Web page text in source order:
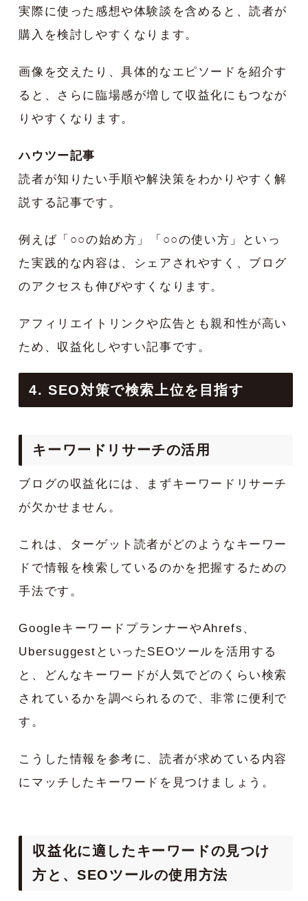
実際に使った感想や体験談を含めると、読者が
購入を検討しやすくなります。
画像を交えたり、具体的なエピソードを紹介す
ると、さらに臨場感が増して収益化にもつなが
りやすくなります。
ハウツー記事
読者が知りたい手順や解決策をわかりやすく解
説する記事です。
例えば「○○の始め方」「○○の使い方」といっ
た実践的な内容は、シェアされやすく、ブログ
のアクセスも伸びやすくなります。
アフィリエイトリンクや広告とも親和性が高い
ため、収益化しやすい記事です。
4. SEO対策で検索上位を目指す
キーワードリサーチの活用
ブログの収益化には、まずキーワードリサーチ
が欠かせません。
これは、ターゲット読者がどのようなキーワー
ドで情報を検索しているのかを把握するための
手法です。
GoogleキーワードプランナーやAhrefs、
UbersuggestといったSEOツールを活用する
と、どんなキーワードが人気でどのくらい検索
されているかを調べられるので、非常に便利で
す。
こうした情報を参考に、読者が求めている内容
にマッチしたキーワードを見つけましょう。
収益化に適したキーワードの見つけ
方と、SEOツールの使用方法